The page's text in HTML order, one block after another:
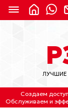
ЛУЧШИЕ
Создаем
Обслуживаем и